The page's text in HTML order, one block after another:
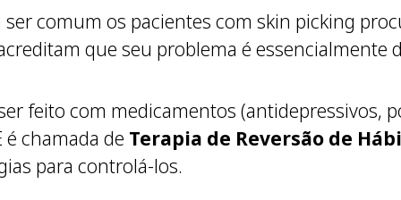
ser comum os pacientes com skin picking
que seu problema é essencialmente
feito com medicamentos (antidepressivos,
é chamada de Terapia de Reversão de
para controlá-los.